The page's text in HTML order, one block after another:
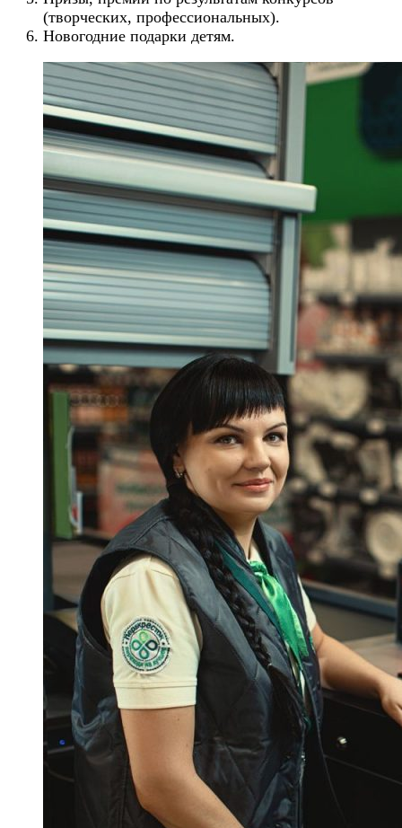
(творческих, профессиональных).
Новогодние подарки детям.